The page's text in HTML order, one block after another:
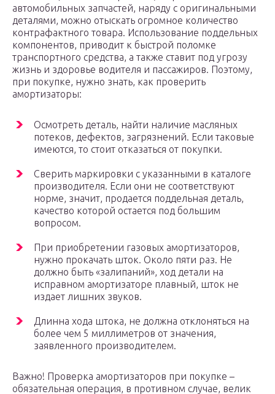
автомобильных запчастей, наряду с оригинальными
деталями, можно отыскать огромное количество
контрафактного товара. Использование поддельных
компонентов, приводит к быстрой поломке
транспортного средства, а также ставит под угрозу
жизнь и здоровье водителя и пассажиров. Поэтому,
при покупке, нужно знать, как проверить
амортизаторы:
Осмотреть деталь, найти наличие масляных
потеков, дефектов, загрязнений. Если таковые
имеются, то стоит отказаться от покупки.
Сверить маркировки с указанными в каталоге
производителя. Если они не соответствуют
норме, значит, продается поддельная деталь,
качество которой остается под большим
вопросом.
При приобретении газовых амортизаторов,
нужно прокачать шток. Около пяти раз. Не
должно быть «залипаний», ход детали на
исправном амортизаторе плавный, шток не
издает лишних звуков.
Длинна хода штока, не должна отклоняться на
более чем 5 миллиметров от значения,
заявленного производителем.
Важно! Проверка амортизаторов при покупке –
обязательная операция, в противном случае, велик